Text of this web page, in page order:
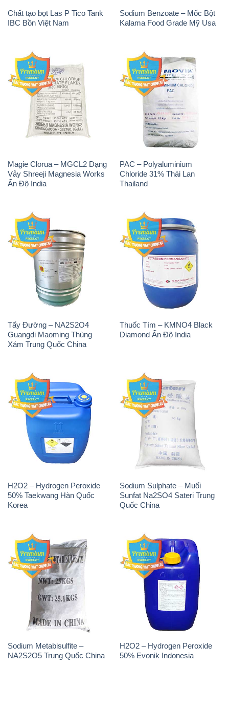
Chất tạo bọt Las P Tico Tank
IBC Bồn Việt Nam
Sodium Benzoate – Mốc Bột
Kalama Food Grade Mỹ Usa
Magie Clorua – MGCL2 Dạng
Vảy Shreeji Magnesia Works
Ấn Độ India
PAC – Polyaluminium
Chloride 31% Thái Lan
Thailand
Tẩy Đường – NA2S2O4
Guangdi Maoming Thùng
Xám Trung Quốc China
Thuốc Tím – KMNO4 Black
Diamond Ấn Độ India
H2O2 – Hydrogen Peroxide
50% Taekwang Hàn Quốc
Korea
Sodium Sulphate – Muối
Sunfat Na2SO4 Sateri Trung
Quốc China
Sodium Metabisulfite –
NA2S2O5 Trung Quốc China
H2O2 – Hydrogen Peroxide
50% Evonik Indonesia